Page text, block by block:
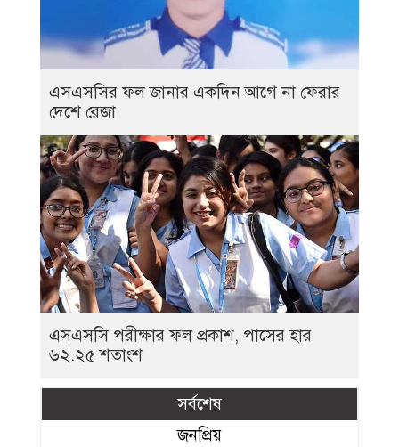
এসএসসির ফল জানার একদিন আগে না ফেরার
দেশে রেজা
এসএসসি পরীক্ষার ফল প্রকাশ, পাসের হার
৬২.২৫ শতাংশ
সর্বশেষ
জনপ্রিয়